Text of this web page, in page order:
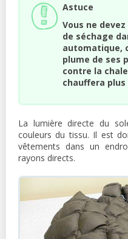
Astuce
Vous ne
de séchage
automatique,
plume de ses
contre la
chauffera
La lumière directe du
couleurs du tissu. Il est
vêtements dans un
rayons directs.